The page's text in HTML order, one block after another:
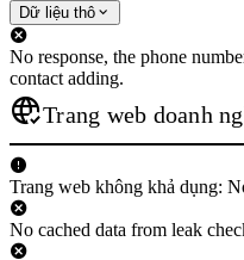
Dữ liệu thô
No response, the phone
contact adding.
Trang web doanh
Trang web không khả dụng:
No cached data from leak